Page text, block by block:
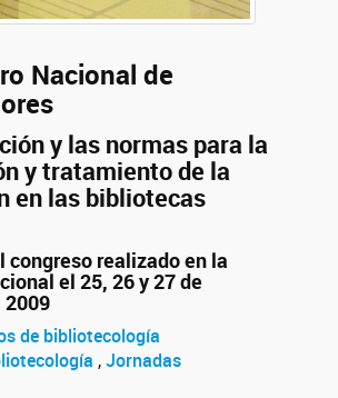
Nacional de
y las normas para la
y tratamiento de la
en las bibliotecas
congreso realizado en la
el 25, 26 y 27 de
2009
de bibliotecología
,Jornadas